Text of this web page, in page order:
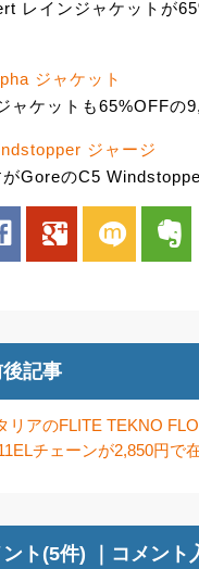
レインジャケットが
ジャケット
ャケットも65%OFFの
ジャージ
GoreのC5
google mixi evernote
記事
リアのFLITE TEKNO
チェーンが2,850円で
ト(5件) ｜ コメント